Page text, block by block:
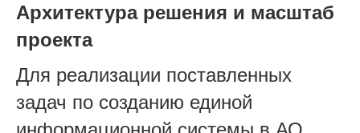
Архитектура решения и масштаб
проекта
Для реализации поставленных
задач по созданию единой